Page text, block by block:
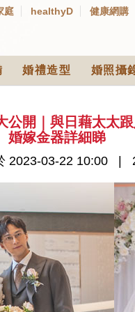
庭 healthyD 健康網購
婚禮造型 婚照攝
公開｜與日藉太太
婚嫁金器詳細睇
2023-03-22 10:00